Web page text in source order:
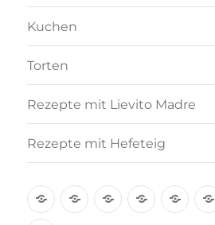
Kuchen
Torten
Rezepte mit Lievito Madre
Rezepte mit Hefeteig
Über Rezept-Kooperation
Brötchen
Brot